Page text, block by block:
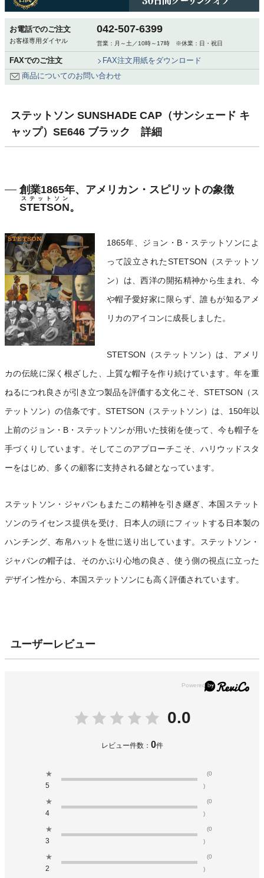
お電話でのご注文
お客様専用ダイヤル
042-507-6399
営業：月～土／10時～17時 ※休業：日・祝日
FAXでのご注文
FAX注文用紙をダウンロード
商品についてのお問い合わせ
ステットソン SUNSHADE CAP（サンシェード キ
ャップ）SE646 ブラック 詳細
創業1865年、アメリカン・スピリットの象徴
STETSON
ステットソン
。
1865年、ジョン・B・ステットソンによ
って設立されたSTETSON（ステットソ
ン）は、西洋の開拓精神から生まれ、今
や帽子愛好家に限らず、誰もが知るアメ
リカのアイコンに成長しました。
STETSON（ステットソン）は、アメリ
カの伝統に深く根ざした、上質な帽子を作り続けています。年を重
ねるにつれ良さが引き立つ製品を評価する文化こそ、STETSON（ス
テットソン）の信条です。STETSON（ステットソン）は、150年以
上前のジョン・B・ステットソンが用いた技術を使って、今も帽子を
手づくりしています。そしてこのアプローチこそ、ハリウッドスタ
ーをはじめ、多くの顧客に支持される鍵となっています。
ステットソン・ジャパンもまたこの精神を引き継ぎ、本国ステット
ソンのライセンス提供を受け、日本人の頭にフィットする日本製の
ハンチング、布帛ハットを世に送り出しています。ステットソン・
ジャパンの帽子は、そのかぶり心地の良さ、使う側の視点に立った
デザイン性から、本国ステットソンにも高く評価されています。
ユーザーレビュー
0.0
レビュー件数： 0件
★
5
(0
)
★
4
(0
)
★
3
(0
)
★
2
(0
)